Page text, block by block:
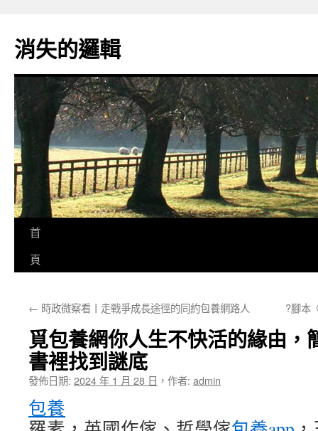
主
要
消失的邏輯
首
頁
← 時政微察看丨走戰爭成長途徑的同約包養網路人 ?腳本
覓包養網你人生不快活的緣由，
書裡找到謎底
發佈日期: 2024 年 1 月 28 日 ， 作者: admin
包養